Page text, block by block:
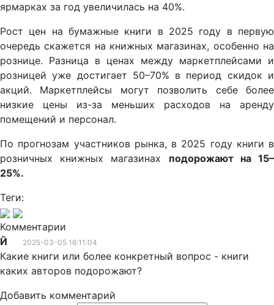
ярмарках за год увеличилась на 40%.
Рост цен на бумажные книги в 2025 году в первую
очередь скажется на книжных магазинах, особенно на
рознице. Разница в ценах между маркетплейсами и
розницей уже достигает 50–70% в период скидок и
акций. Маркетплейсы могут позволить себе более
низкие цены из-за меньших расходов на аренду
помещений и персонал.
По прогнозам участников рынка, в 2025 году книги в
розничных книжных магазинах подорожают на 15–
25%.
Теги:
Комментарии
Й
2025-03-05 16:11:04
Какие книги или более конкретный вопрос - книги
каких авторов подорожают?
Добавить комментарий